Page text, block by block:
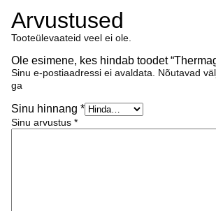
Arvustused
Tooteülevaateid veel ei ole.
Ole esimene, kes hindab toodet
Sinu e-postiaadressi ei avaldata. Nõutavad
ga
Sinu hinnang *
Sinu arvustus *